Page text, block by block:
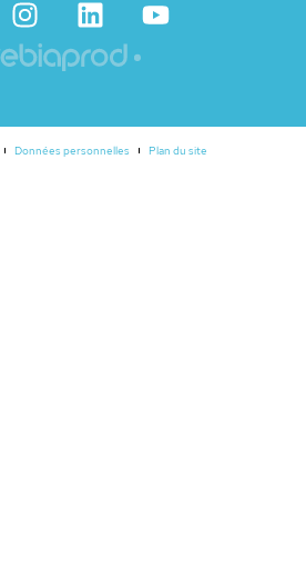
Données personnelles Plan du site